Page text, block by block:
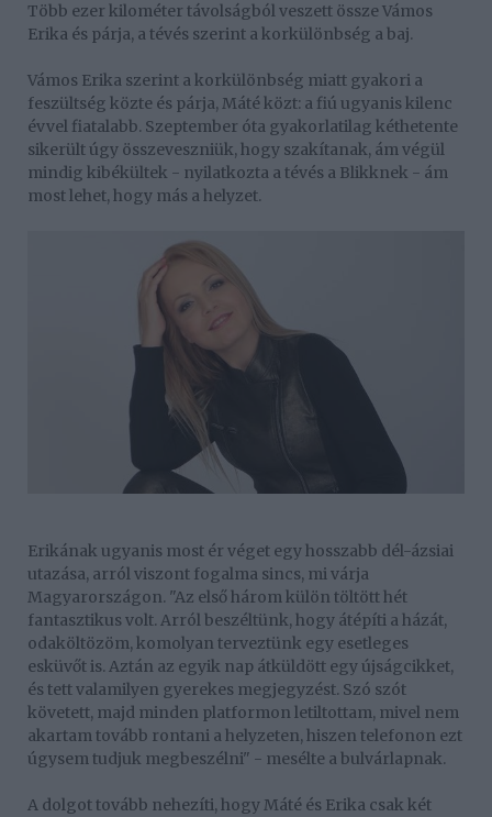
Több ezer kilométer távolságból veszett össze Vámos
Erika és párja, a tévés szerint a korkülönbség a baj.
Vámos Erika szerint a korkülönbség miatt gyakori a
feszültség közte és párja, Máté közt: a fiú ugyanis kilenc
évvel fiatalabb. Szeptember óta gyakorlatilag kéthetente
sikerült úgy összeveszniük, hogy szakítanak, ám végül
mindig kibékültek - nyilatkozta a tévés a Blikknek - ám
most lehet, hogy más a helyzet.
Erikának ugyanis most ér véget egy hosszabb dél-ázsiai
utazása, arról viszont fogalma sincs, mi várja
Magyarországon. "Az első három külön töltött hét
fantasztikus volt. Arról beszéltünk, hogy átépíti a házát,
odaköltözöm, komolyan terveztünk egy esetleges
esküvőt is. Aztán az egyik nap átküldött egy újságcikket,
és tett valamilyen gyerekes megjegyzést. Szó szót
követett, majd minden platformon letiltottam, mivel nem
akartam tovább rontani a helyzeten, hiszen telefonon ezt
úgysem tudjuk megbeszélni" - mesélte a bulvárlapnak.
A dolgot tovább nehezíti, hogy Máté és Erika csak két